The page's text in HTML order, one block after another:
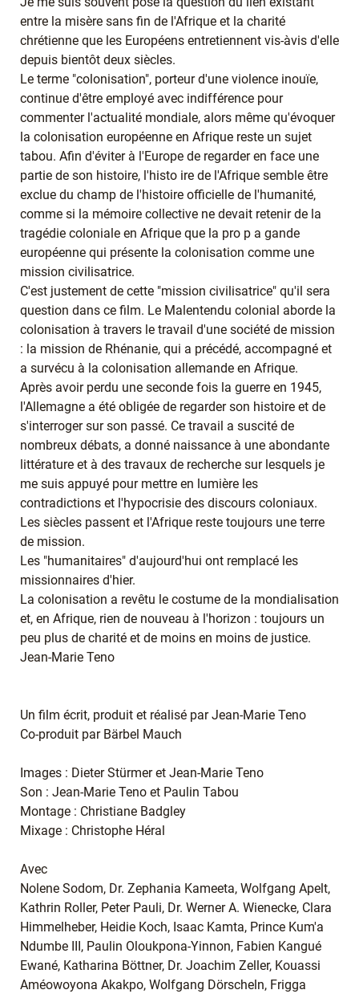
entre la misère sans fin de l'Afrique et la charité
chrétienne que les Européens entretiennent vis-àvis d'elle
depuis bientôt deux siècles.
Le terme "colonisation", porteur d'une violence inouïe,
continue d'être employé avec indifférence pour
commenter l'actualité mondiale, alors même qu'évoquer
la colonisation européenne en Afrique reste un sujet
tabou. Afin d'éviter à l'Europe de regarder en face une
partie de son histoire, l'histo ire de l'Afrique semble être
exclue du champ de l'histoire officielle de l'humanité,
comme si la mémoire collective ne devait retenir de la
tragédie coloniale en Afrique que la pro p a gande
européenne qui présente la colonisation comme une
mission civilisatrice.
C'est justement de cette "mission civilisatrice" qu'il sera
question dans ce film. Le Malentendu colonial aborde la
colonisation à travers le travail d'une société de mission
: la mission de Rhénanie, qui a précédé, accompagné et
a survécu à la colonisation allemande en Afrique.
Après avoir perdu une seconde fois la guerre en 1945,
l'Allemagne a été obligée de regarder son histoire et de
s'interroger sur son passé. Ce travail a suscité de
nombreux débats, a donné naissance à une abondante
littérature et à des travaux de recherche sur lesquels je
me suis appuyé pour mettre en lumière les
contradictions et l'hypocrisie des discours coloniaux.
Les siècles passent et l'Afrique reste toujours une terre
de mission.
Les "humanitaires" d'aujourd'hui ont remplacé les
missionnaires d'hier.
La colonisation a revêtu le costume de la mondialisation
et, en Afrique, rien de nouveau à l'horizon : toujours un
peu plus de charité et de moins en moins de justice.
Jean-Marie Teno
Un film écrit, produit et réalisé par Jean-Marie Teno
Co-produit par Bärbel Mauch
Images : Dieter Stürmer et Jean-Marie Teno
Son : Jean-Marie Teno et Paulin Tabou
Montage : Christiane Badgley
Mixage : Christophe Héral
Avec
Nolene Sodom, Dr. Zephania Kameeta, Wolfgang Apelt,
Kathrin Roller, Peter Pauli, Dr. Werner A. Wienecke, Clara
Himmelheber, Heidie Koch, Isaac Kamta, Prince Kum'a
Ndumbe III, Paulin Oloukpona-Yinnon, Fabien Kangué
Ewané, Katharina Böttner, Dr. Joachim Zeller, Kouassi
Améowoyona Akakpo, Wolfgang Dörscheln, Frigga